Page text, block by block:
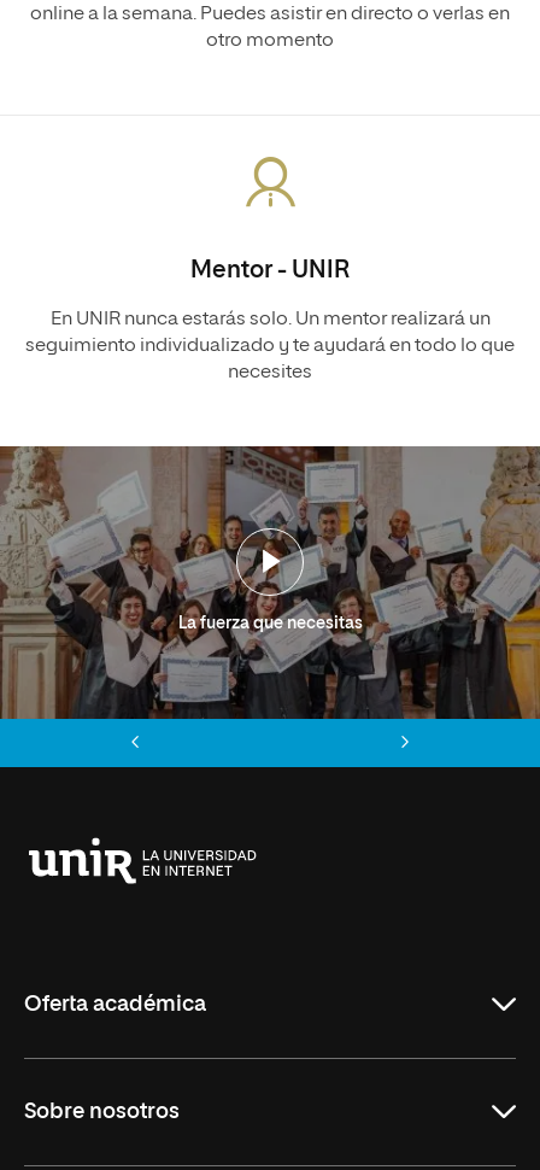
online a la semana. Puedes asistir en directo o verlas en
otro momento
Mentor - UNIR
En UNIR nunca estarás solo. Un mentor realizará un
seguimiento individualizado y te ayudará en todo lo que
necesites
La fuerza que necesitas
Oferta académica
Másteres Oficiales
Sobre nosotros